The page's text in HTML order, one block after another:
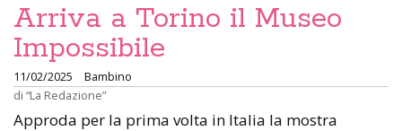
Arriva a Torino il Museo
Impossibile
11/02/2025
Bambino
di “La Redazione”
Approda per la prima volta in Italia la mostra